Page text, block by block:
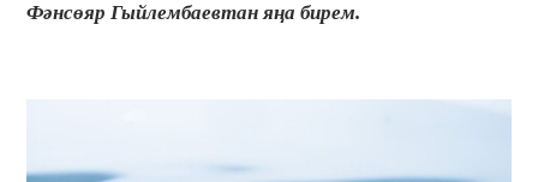
Фәнсөяр Гыйлембаевтан яңа бирем.